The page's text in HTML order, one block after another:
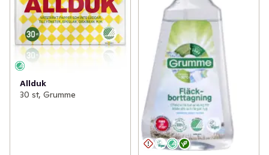
Allduk
30 st, Grumme